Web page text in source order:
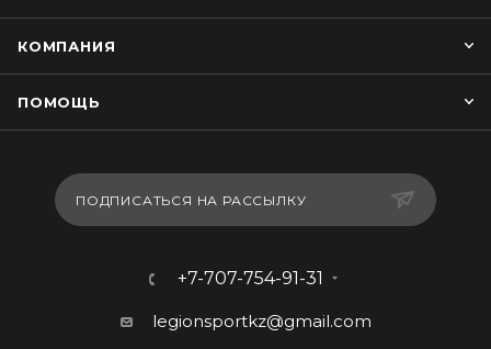
КОМПАНИЯ
ПОМОЩЬ
ПОДПИСАТЬСЯ НА РАССЫЛКУ
+7-707-754-91-31
legionsportkz@gmail.com